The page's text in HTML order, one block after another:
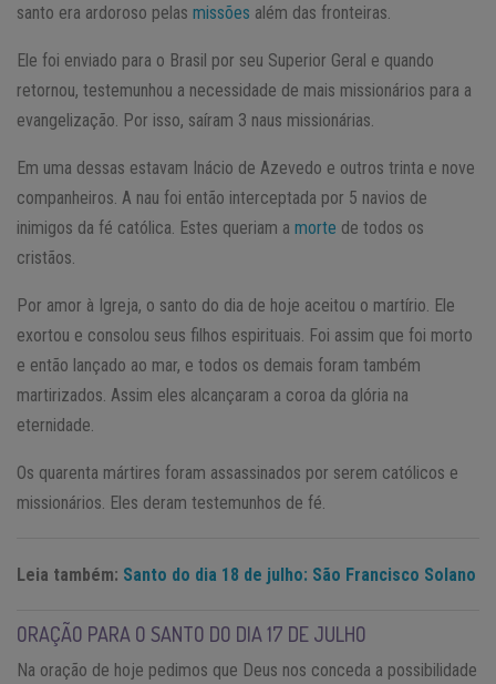
santo era ardoroso pelas missões além das fronteiras.
Ele foi enviado para o Brasil por seu Superior Geral e quando
retornou, testemunhou a necessidade de mais missionários para a
evangelização. Por isso, saíram 3 naus missionárias.
Em uma dessas estavam Inácio de Azevedo e outros trinta e nove
companheiros. A nau foi então interceptada por 5 navios de
inimigos da fé católica. Estes queriam a morte de todos os
cristãos.
Por amor à Igreja, o santo do dia de hoje aceitou o martírio. Ele
exortou e consolou seus filhos espirituais. Foi assim que foi morto
e então lançado ao mar, e todos os demais foram também
martirizados. Assim eles alcançaram a coroa da glória na
eternidade.
Os quarenta mártires foram assassinados por serem católicos e
missionários. Eles deram testemunhos de fé.
Leia também: Santo do dia 18 de julho: São Francisco Solano
ORAÇÃO PARA O SANTO DO DIA 17 DE JULHO
Na oração de hoje pedimos que Deus nos conceda a possibilidade